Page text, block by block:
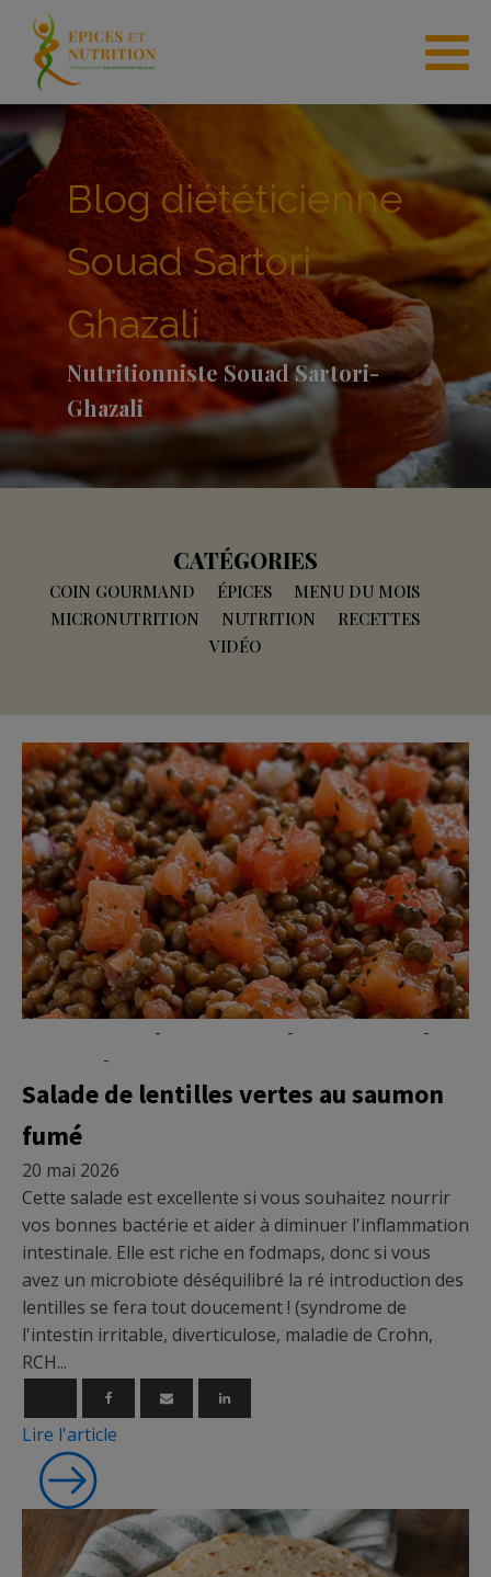
Blog diététicienne
Souad Sartori
Ghazali
Nutritionniste Souad Sartori-
Ghazali
CATÉGORIES
COIN GOURMAND ÉPICES
MENU DU MOIS
MICRONUTRITION
NUTRITION
RECETTES
VIDÉO
- -
-
-
Salade de lentilles vertes au saumon
fumé
20 mai 2026
Cette salade est excellente si vous souhaitez nourrir
vos bonnes bactérie et aider à diminuer l'inflammation
intestinale. Elle est riche en fodmaps, donc si vous
avez un microbiote déséquilibré la ré introduction des
lentilles se fera tout doucement ! (syndrome de
l'intestin irritable, diverticulose, maladie de Crohn,
RCH...
Lire l'article